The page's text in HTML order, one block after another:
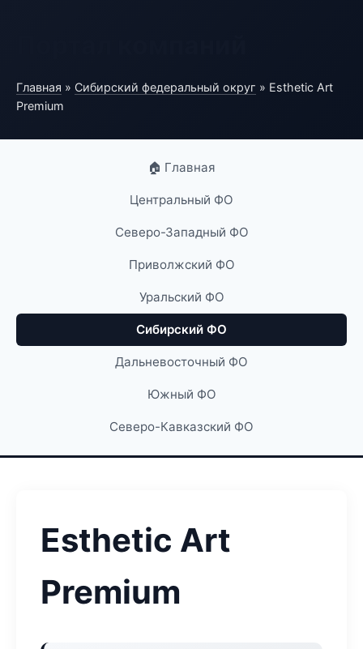
Главная » Сибирский федеральный округ » Esthetic Art
Premium
🏠 Главная
Центральный ФО
Северо-Западный ФО
Приволжский ФО
Уральский ФО
Сибирский ФО
Дальневосточный ФО
Южный ФО
Северо-Кавказский ФО
Esthetic Art
Premium